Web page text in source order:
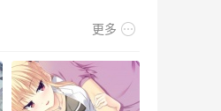
更多